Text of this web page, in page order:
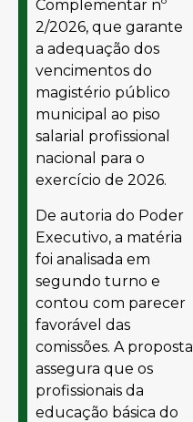
Complementar nº
2/2026, que garante
a adequação dos
vencimentos do
magistério público
municipal ao piso
salarial profissional
nacional para o
exercício de 2026.
De autoria do Poder
Executivo, a matéria
foi analisada em
segundo turno e
contou com parecer
favorável das
comissões. A proposta
assegura que os
profissionais da
educação básica do